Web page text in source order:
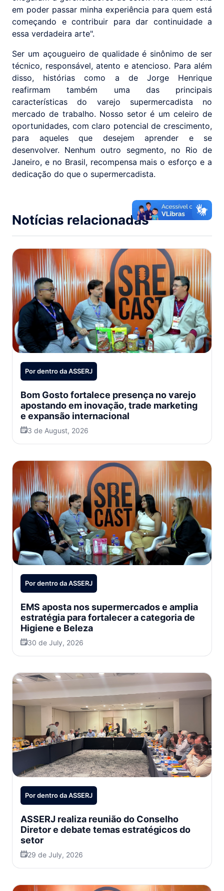
em poder passar minha experiência para quem está
começando e contribuir para dar continuidade a
essa verdadeira arte".
Ser um açougueiro de qualidade é sinônimo de ser
técnico, responsável, atento e atencioso. Para além
disso, histórias como a de Jorge Henrique
reafirmam também uma das principais
características do varejo supermercadista no
mercado de trabalho. Nosso setor é um celeiro de
oportunidades, com claro potencial de crescimento,
para aqueles que desejem aprender e se
desenvolver. Nenhum outro segmento, no Rio de
Janeiro, e no Brasil, recompensa mais o esforço e a
dedicação do que o supermercadista.
Notícias relacionadas
Por dentro da ASSERJ
Bom Gosto fortalece presença no varejo
apostando em inovação, trade marketing
e expansão internacional
3 de August, 2026
Por dentro da ASSERJ
EMS aposta nos supermercados e amplia
estratégia para fortalecer a categoria de
Higiene e Beleza
30 de July, 2026
Por dentro da ASSERJ
ASSERJ realiza reunião do Conselho
Diretor e debate temas estratégicos do
setor
29 de July, 2026